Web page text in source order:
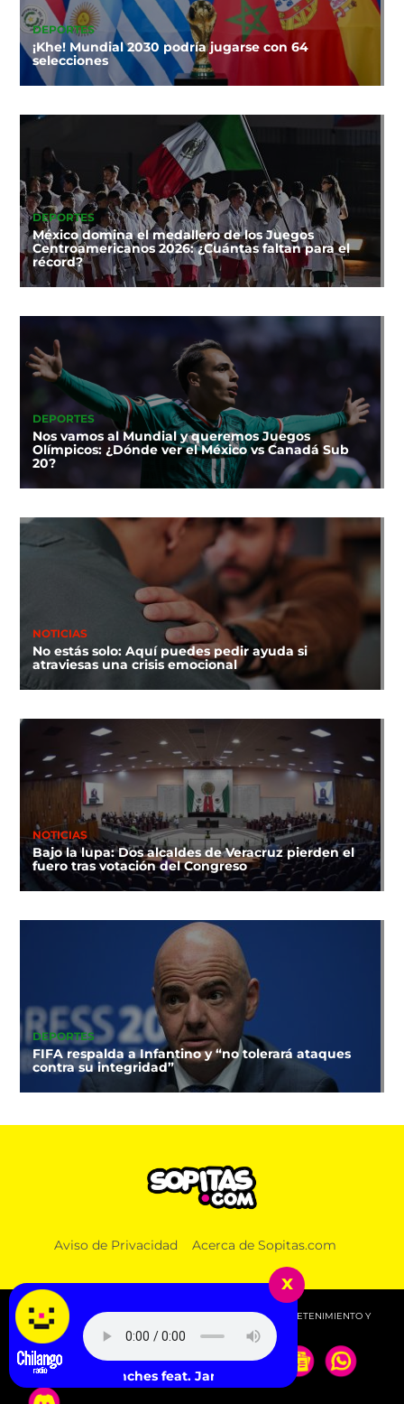
DEPORTES
¡Khe! Mundial 2030 podría jugarse con 64
selecciones
DEPORTES
México domina el medallero de los Juegos
Centroamericanos 2026: ¿Cuántas faltan para el
récord?
DEPORTES
Nos vamos al Mundial y queremos Juegos
Olímpicos: ¿Dónde ver el México vs Canadá Sub
20?
NOTICIAS
No estás solo: Aquí puedes pedir ayuda si
atraviesas una crisis emocional
NOTICIAS
Bajo la lupa: Dos alcaldes de Veracruz pierden el
fuero tras votación del Congreso
DEPORTES
FIFA respalda a Infantino y “no tolerará ataques
contra su integridad”
Aviso de Privacidad Acerca de Sopitas.com
© 2026 SOPITAS.COM - MÚSICA, NOTICIAS, DEPORTES, ENTRETENIMIENTO Y
MÁS!.
x
feat. Jamie xx, Neneh Cherry, CLYPSO -